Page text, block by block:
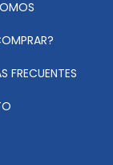
FRECUENTES